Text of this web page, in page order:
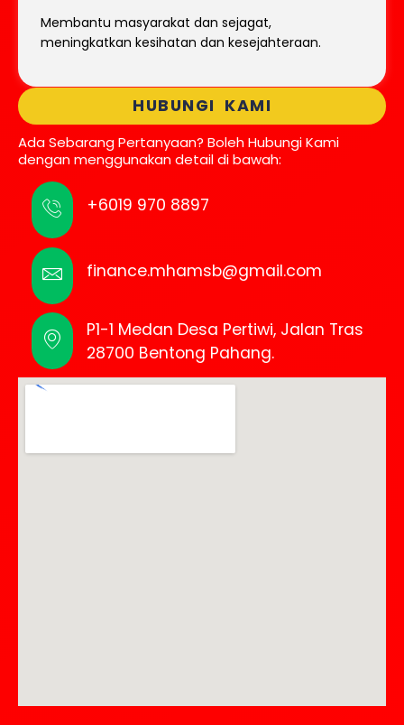
Membantu masyarakat dan sejagat,
meningkatkan kesihatan dan kesejahteraan.
HUBUNGI KAMI
Ada Sebarang Pertanyaan? Boleh Hubungi Kami
dengan menggunakan detail di bawah:
+6019 970 8897
finance.mhamsb@gmail.com
P1-1 Medan Desa Pertiwi, Jalan Tras
28700 Bentong Pahang.